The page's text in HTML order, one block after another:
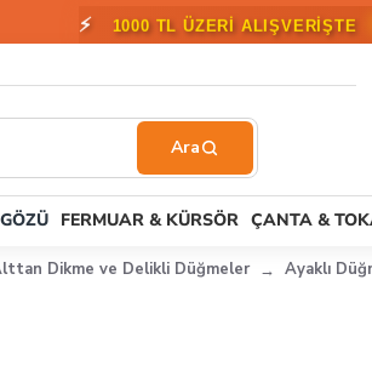
🎁 2000 TL ÜZERİ
FERMUAR & KÜRSÖR ÇANTA &
Dikme ve Delikli Düğmeler Ayaklı